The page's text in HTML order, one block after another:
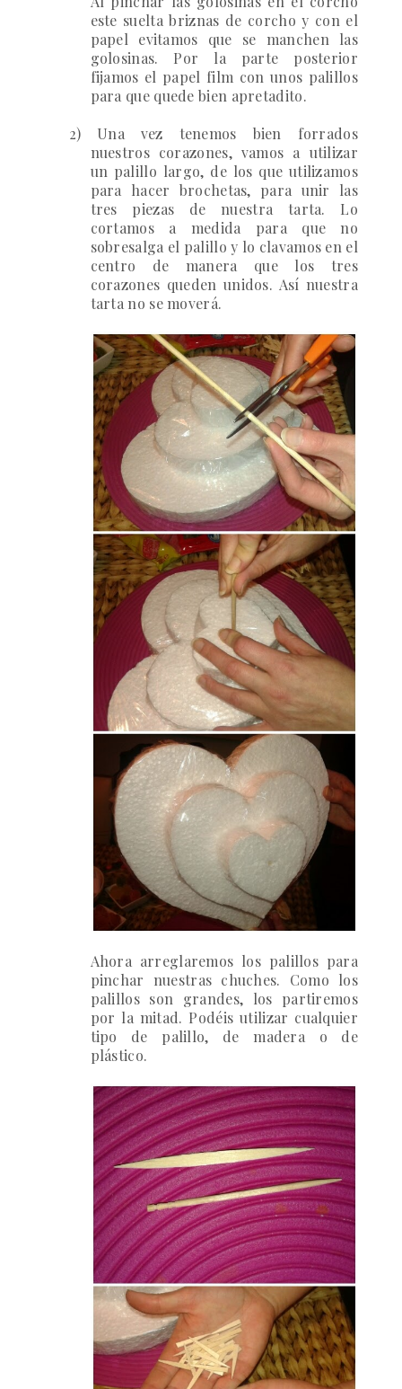
este suelta briznas de corcho y con el
papel evitamos que se manchen las
golosinas. Por la parte posterior
fijamos el papel film con unos palillos
para que quede bien apretadito.
2) Una vez tenemos bien forrados
nuestros corazones, vamos a utilizar
un palillo largo, de los que utilizamos
para hacer brochetas, para unir las
tres piezas de nuestra tarta. Lo
cortamos a medida para que no
sobresalga el palillo y lo clavamos en el
centro de manera que los tres
corazones queden unidos. Así nuestra
tarta no se moverá.
3)
Ahora arreglaremos los palillos para
pinchar nuestras chuches. Como los
palillos son grandes, los partiremos
por la mitad. Podéis utilizar cualquier
tipo de palillo, de madera o de
plástico.
4)